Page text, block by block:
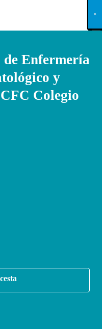
de Enfermería
y
Colegio
X
×
×
×
×
×
×
×
×
×
×
×
×
×
×
×
×
×
×
×
×
×
×
×
×
×
×
×
×
×
×
×
×
×
×
×
×
×
×
×
×
×
×
×
×
×
×
×
×
×
×
×
×
×
×
×
×
×
×
×
×
×
×
×
×
×
×
×
×
×
×
×
×
×
×
×
×
×
×
×
×
×
×
×
×
×
×
×
×
×
×
×
×
×
×
×
×
×
×
×
×
×
×
×
×
×
×
×
×
×
×
×
×
×
×
×
×
×
×
×
×
×
×
×
×
×
×
×
×
×
×
×
×
×
×
×
×
×
×
×
×
×
×
×
×
×
×
×
×
×
×
×
×
×
×
×
×
×
×
×
×
×
×
×
×
×
×
×
×
×
×
×
×
×
×
×
×
×
×
×
×
×
×
×
×
×
×
×
×
×
×
×
×
×
×
×
×
×
×
×
×
×
×
×
×
×
×
×
×
×
×
×
×
×
×
×
×